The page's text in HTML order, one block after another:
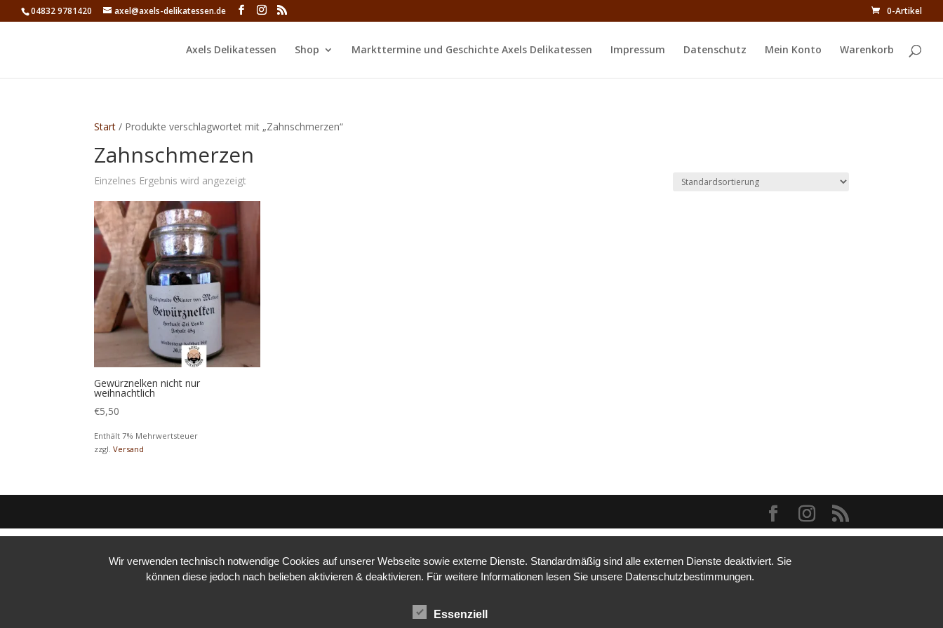
04832 9781420 axel@axels-delikatessen.de 0-Artikel
Axels Delikatessen Shop Markttermine und Geschichte Axels Delikatessen Impressum Datenschutz Mein Konto Warenkorb
Start / Produkte verschlagwortet mit „Zahnschmerzen“
Zahnschmerzen
Einzelnes Ergebnis wird angezeigt
Gewürznelken nicht nur
weihnachtlich
€5,50
Enthält 7% Mehrwertsteuer
zzgl.Versand
Wir verwenden technisch notwendige Cookies auf unserer Webseite sowie externe Dienste. Standardmäßig sind alle externen Dienste deaktiviert. Sie
können diese jedoch nach belieben aktivieren & deaktivieren. Für weitere Informationen lesen Sie unsere Datenschutzbestimmungen.
Essenziell